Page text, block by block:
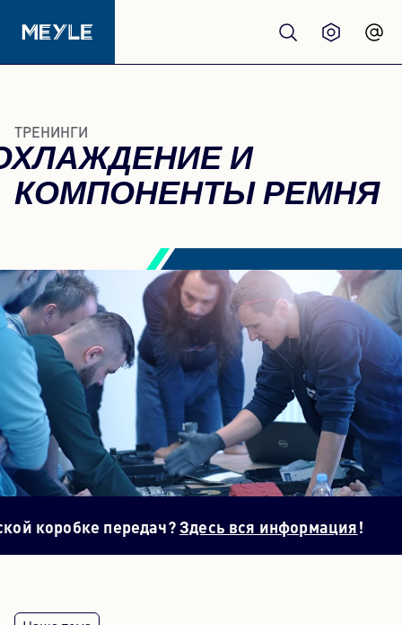
качество
Дистрибьюторы
О нас
Контентный центр
Пресса
Карьера
ТРЕНИНГИ
И
КОМПОНЕНТЫ РЕМНЯ
передач?Здесь вся информация!